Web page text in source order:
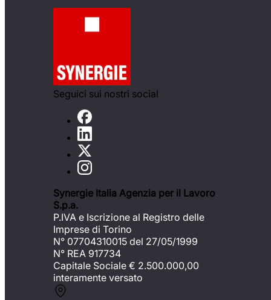
Seguici sui nostri social
Synergie Italia Agenzia per il Lavoro
S.p.a.
P.IVA e Iscrizione al Registro delle
Imprese di Torino
N° 07704310015 del 27/05/1999
N° REA 917734
Capitale Sociale € 2.500.000,00
interamente versato